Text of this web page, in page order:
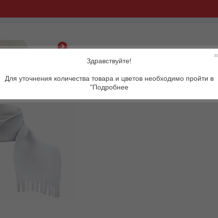
Описание товара:
Здравствуйте!
Для уточнения количества товара и цветов необходимо пройти в
"Подробнее